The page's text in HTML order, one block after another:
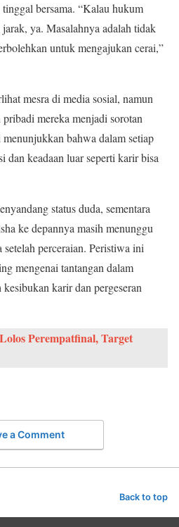
bersama. “Kalau hukum
ya. Masalahnya adalah tidak
untuk mengajukan cerai,”
mesra di media sosial, namun
mereka menjadi sorotan
bahwa dalam setiap
dan keadaan luar seperti karir bisa
status duda, sementara
ke depannya masih menunggu
perceraian. Peristiwa ini
mengenai tantangan dalam
karir dan pergeseran
Perempatfinal, Target
a Comment
Back to top